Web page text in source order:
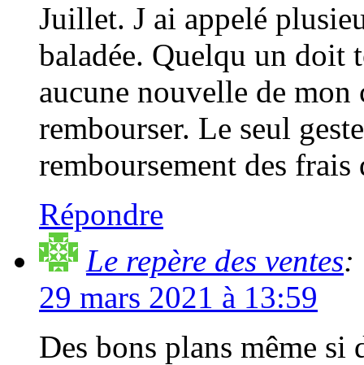
Juillet. J ai appelé
baladée. Quelqu un doit
aucune nouvelle de
rembourser. Le seul
remboursement des frais
Répondre
Le repère des ventes:
29 mars 2021 à 13:59
Des bons plans même si